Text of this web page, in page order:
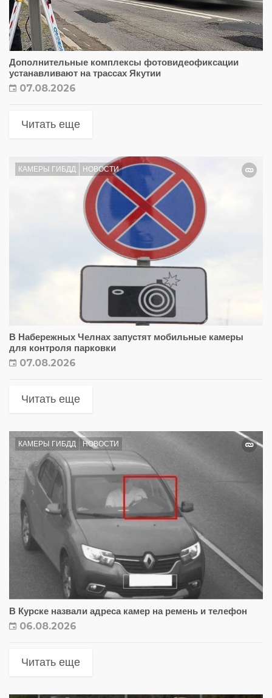
Дополнительные комплексы фотовидеофиксации
устанавливают на трассах Якутии
07.08.2026
Читать еще
КАМЕРЫ ГИБДД НОВОСТИ
В Набережных Челнах запустят мобильные камеры
для контроля парковки
07.08.2026
Читать еще
КАМЕРЫ ГИБДД НОВОСТИ
В Курске назвали адреса камер на ремень и телефон
06.08.2026
Читать еще